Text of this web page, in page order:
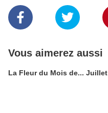
Vous aimerez aussi
La Fleur du Mois de... Juillet